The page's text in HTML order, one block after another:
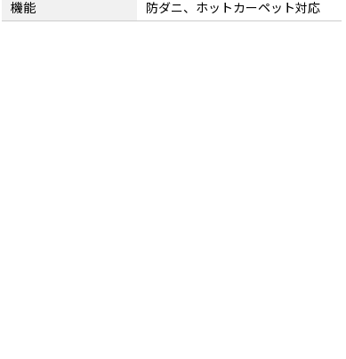
機能
防ダニ、ホットカーペット対応